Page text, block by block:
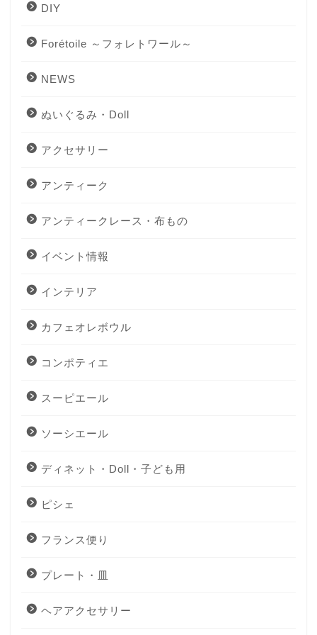
DIY
Forétoile ～フォレトワール～
NEWS
ぬいぐるみ・Doll
アクセサリー
アンティーク
アンティークレース・布もの
イベント情報
インテリア
カフェオレボウル
コンポティエ
スーピエール
ソーシエール
ディネット・Doll・子ども用
ピシェ
フランス便り
プレート・皿
ヘアアクセサリー